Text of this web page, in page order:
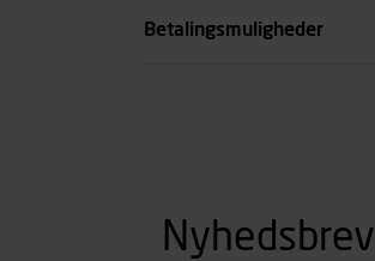
Betalingsmuligheder
Nyhedsbrev